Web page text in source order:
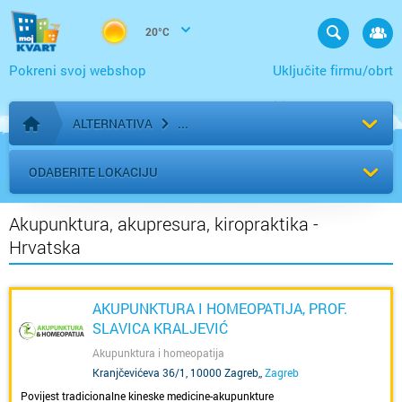
20°C
Uključite firmu/obrt
Pokreni svoj webshop
Početna stranica
ALTERNATIVA
ODABERITE LOKACIJU
Akupunktura, akupresura, kiropraktika -
Hrvatska
AKUPUNKTURA I HOMEOPATIJA, PROF.
SLAVICA KRALJEVIĆ
Akupunktura i homeopatija
Kranjčevićeva 36/1, 10000 Zagreb, Zagreb
Povijest tradicionalne kineske medicine-akupunkture